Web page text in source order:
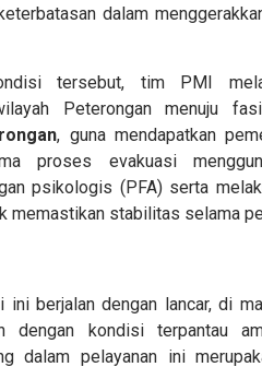
dalam
tersebut, tim PMI
Peterongan menuju
, guna mendapatkan
proses evakuasi
psikologis (PFA) serta
memastikan stabilitas selama
ini berjalan dengan lancar, di
dengan kondisi terpantau
dalam pelayanan ini